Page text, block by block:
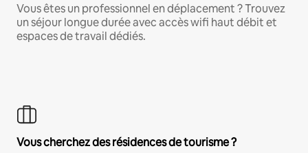
Vous êtes un professionnel en déplacement ? Trouvez
un séjour longue durée avec accès wifi haut débit et
espaces de travail dédiés.
Vous cherchez des résidences de tourisme ?